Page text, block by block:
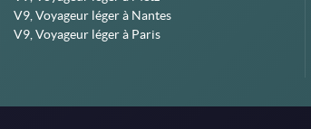
V9, Voyageur léger à Nantes
V9, Voyageur léger à Paris